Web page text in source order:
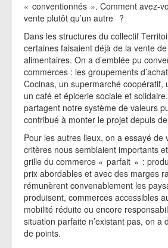
« conventionnés ». Comment avez-
vente plutôt qu’un autre ?
Dans les structures du collectif
certaines faisaient déjà de la vente
alimentaires. On a d’emblée pu
commerces : les groupements
Cocinas, un supermarché coopératif,
un café et épicerie sociale et
partagent notre système de valeurs
contribué à monter le projet depuis
Pour les autres lieux, on a essayé de
critères nous semblaient importants
grille du commerce « parfait » :
prix abordables et avec des marges
rémunèrent convenablement les
produisent, commerces accessibles
mobilité réduite ou encore
situation parfaite n’existant pas, on a
de points.